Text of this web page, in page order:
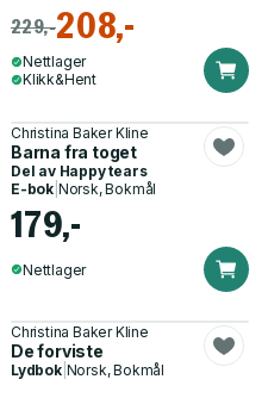
229,-208,-
Nettlager
Klikk&Hent
Christina Baker Kline
Barna fra toget
Del av Happy tears
E-bok Norsk, Bokmål
179,-
Nettlager
Christina Baker Kline
De forviste
Lydbok| Norsk, Bokmål